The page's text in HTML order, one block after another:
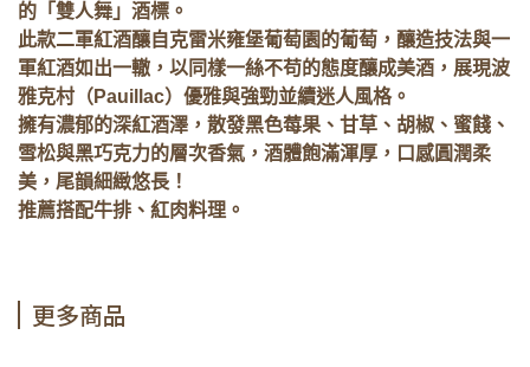
的「雙人舞」酒標。
此款二軍紅酒釀自克雷米雍堡葡萄園的葡萄，釀造技法與一
軍紅酒如出一轍，以同樣一絲不苟的態度釀成美酒，展現波
雅克村（Pauillac）優雅與強勁並續迷人風格。
擁有濃郁的深紅酒澤，散發黑色莓果、甘草、胡椒、蜜餞、
雪松與黑巧克力的層次香氣，酒體飽滿渾厚，口感圓潤柔
美，尾韻細緻悠長！
推薦搭配牛排、紅肉料理。
更多商品